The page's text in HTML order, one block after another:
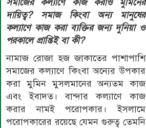
দায়িত্ব? সমাজ কিংবা অন্য মানুষের
কল্যাণে কাজ করা ব্যক্তির জন্য দুনিয়া ও
পরকালে প্রাপ্তিই বা কী?
নামাজ রোজা হজ জাকাতের পাশাপাশি
সমাজের কল্যাণে কিংবা অন্যের উপকার
করা মুমিন মুসলমানের অন্যতম কাজ
এবং ইবাদত। বান্দার কল্যাণে কাজ
করার নামই পরোপকার। ইসলামে
পরোপকারের রয়েছে যেমন গুরুত্ব তেমনি